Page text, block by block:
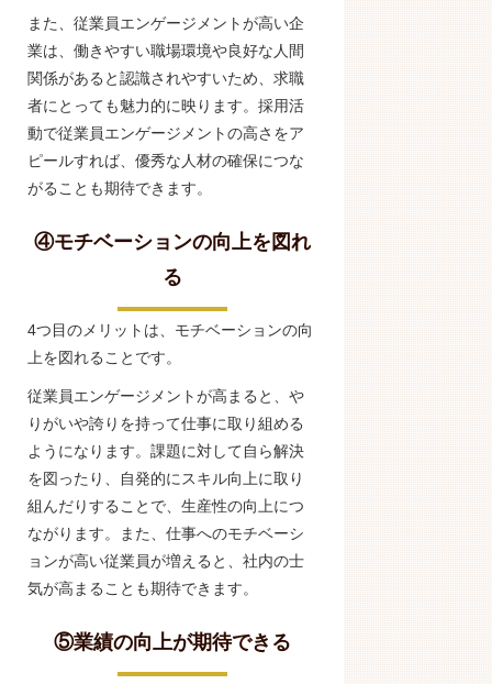
また、従業員エンゲージメントが高い企
業は、働きやすい職場環境や良好な人間
関係があると認識されやすいため、求職
者にとっても魅力的に映ります。採用活
動で従業員エンゲージメントの高さをア
ピールすれば、優秀な人材の確保につな
がることも期待できます。
④モチベーションの向上を図れ
る
4つ目のメリットは、モチベーションの向
上を図れることです。
従業員エンゲージメントが高まると、や
りがいや誇りを持って仕事に取り組める
ようになります。課題に対して自ら解決
を図ったり、自発的にスキル向上に取り
組んだりすることで、生産性の向上につ
ながります。また、仕事へのモチベーシ
ョンが高い従業員が増えると、社内の士
気が高まることも期待できます。
⑤業績の向上が期待できる